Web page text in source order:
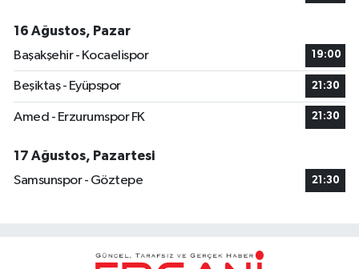
16 Ağustos, Pazar
Başakşehir - Kocaelispor
19:00
Beşiktaş - Eyüpspor 21:30
Amed - Erzurumspor FK 21:30
17 Ağustos, Pazartesi
Samsunspor - Göztepe
21:30